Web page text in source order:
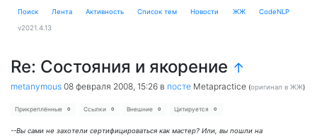
Поиск Лента Активность Cписок тем Новости ЖЖ CodeNLP
v2021.4.13
Re: Состояния и якорение ↑
metanymous 08 февраля 2008, 15:26 в посте Metapractice (оригинал в ЖЖ)
Прикреплённые 0 Ссылки 0 Внешние 0 Цитируется 0
--Вы сами не захотели сертифицироваться как мастер? Или, вы пошли на